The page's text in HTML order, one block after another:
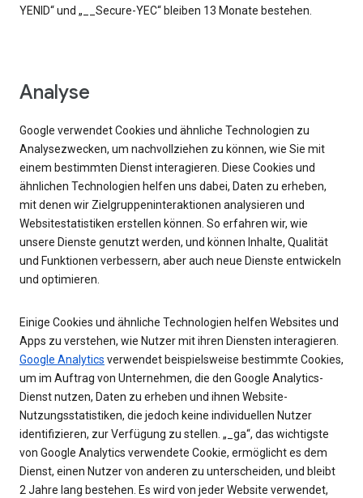
YENID“ und „__Secure-YEC“ bleiben 13 Monate bestehen.
Analyse
Google verwendet Cookies und ähnliche Technologien zu
Analysezwecken, um nachvollziehen zu können, wie Sie mit
einem bestimmten Dienst interagieren. Diese Cookies und
ähnlichen Technologien helfen uns dabei, Daten zu erheben,
mit denen wir Zielgruppeninteraktionen analysieren und
Websitestatistiken erstellen können. So erfahren wir, wie
unsere Dienste genutzt werden, und können Inhalte, Qualität
und Funktionen verbessern, aber auch neue Dienste entwickeln
und optimieren.
Einige Cookies und ähnliche Technologien helfen Websites und
Apps zu verstehen, wie Nutzer mit ihren Diensten interagieren.
Google Analytics verwendet beispielsweise bestimmte Cookies,
um im Auftrag von Unternehmen, die den Google Analytics-
Dienst nutzen, Daten zu erheben und ihnen Website-
Nutzungsstatistiken, die jedoch keine individuellen Nutzer
identifizieren, zur Verfügung zu stellen. „_ga“, das wichtigste
von Google Analytics verwendete Cookie, ermöglicht es dem
Dienst, einen Nutzer von anderen zu unterscheiden, und bleibt
2 Jahre lang bestehen. Es wird von jeder Website verwendet,